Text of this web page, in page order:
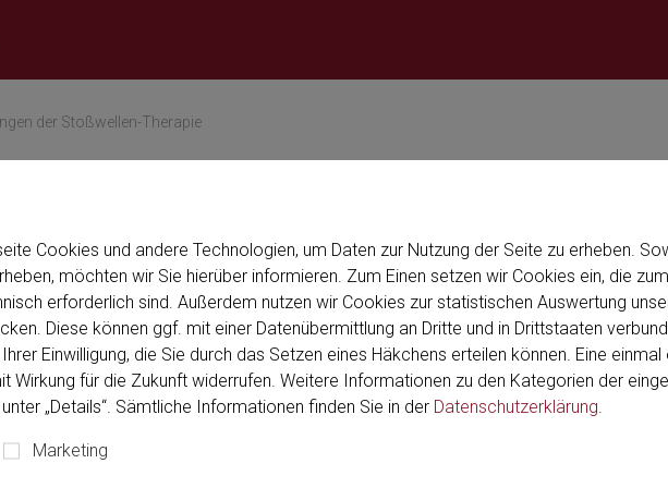
Cookies und andere Technologien, um Daten zur Nutzung der Seite zu erheben.
möchten wir Sie hierüber informieren. Zum Einen setzen wir Cookies ein, die
erforderlich sind. Außerdem nutzen wir Cookies zur statistischen Auswertung
Diese können ggf. mit einer Datenübermittlung an Dritte und in Drittstaaten
Einwilligung, die Sie durch das Setzen eines Häkchens erteilen können. Eine einmal
Wirkung für die Zukunft widerrufen. Weitere Informationen zu den Kategorien der
„Details“. Sämtliche Informationen finden Sie in der Datenschutzerklärung.
Marketing
want to visit the
der Stoßwellen-Therapie